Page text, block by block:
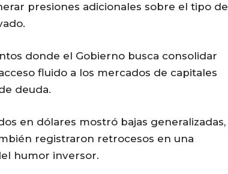
presiones adicionales sobre el tipo de
donde el Gobierno busca consolidar
fluido a los mercados de capitales
deuda.
en dólares mostró bajas generalizadas,
registraron retrocesos en una
humor inversor.